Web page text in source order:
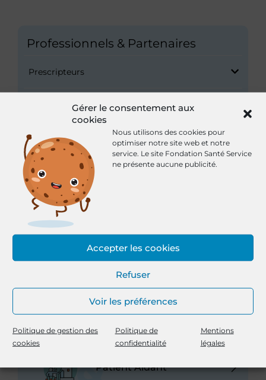
Gérer le consentement aux
cookies
Nous utilisons des cookies pour
optimiser notre site web et notre
service. Le site Fondation Santé Service
ne présente aucune publicité.
Accepter les cookies
Refuser
Voir les préférences
Politique de gestion des
cookies
Politique de
confidentialité
Mentions
légales
Professionnels & Partenaires
Prescripteurs
Partenaires
Santé Service Formation
Santé Service Conseil
Notre équipe
Je suis...
Patient Aidant